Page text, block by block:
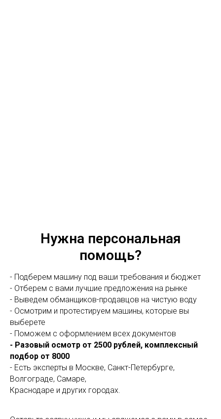
Нужна персональная
помощь?
- Подберем машину под ваши требования и бюджет
- Отберем с вами лучшие предложения на рынке
- Выведем обманщиков-продавцов на чистую воду
- Осмотрим и протестируем машины, которые вы
выберете
- Поможем с оформлением всех документов
- Разовый осмотр от 2500 рублей, комплексный
подбор от 8000
- Есть эксперты в Москве, Санкт-Петербурге,
Волгограде, Самаре,
Краснодаре и других городах.